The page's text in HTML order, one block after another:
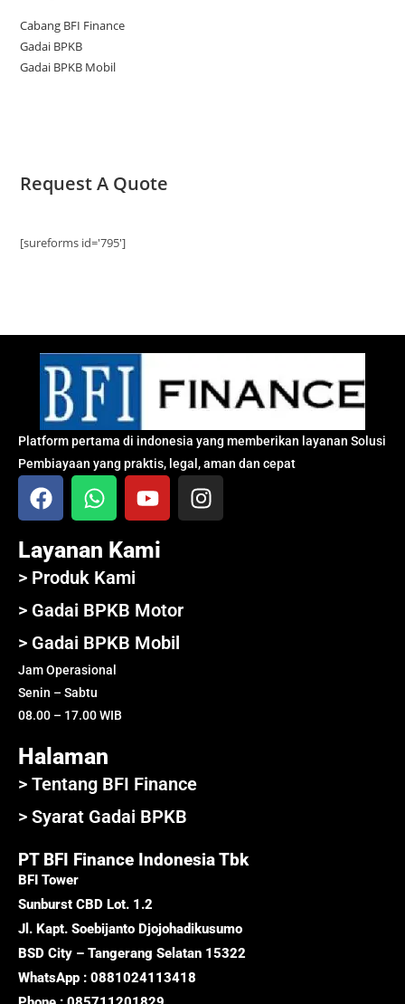
Cabang BFI Finance
Gadai BPKB
Gadai BPKB Mobil
Request A Quote
[sureforms id='795']
Platform pertama di indonesia yang memberikan layanan Solusi
Pembiayaan yang praktis, legal, aman dan cepat
Layanan Kami
> Produk Kami
> Gadai BPKB Motor
> Gadai BPKB Mobil
Jam Operasional
Senin – Sabtu
08.00 – 17.00 WIB
Halaman
> Tentang BFI Finance
> Syarat Gadai BPKB
PT BFI Finance Indonesia Tbk
BFI Tower
Sunburst CBD Lot. 1.2
Jl. Kapt. Soebijanto Djojohadikusumo
BSD City – Tangerang Selatan 15322
WhatsApp : 0881024113418